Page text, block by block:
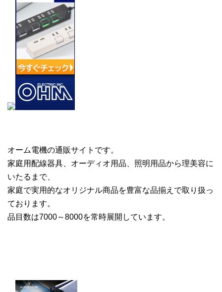
オーム電機の通販サイトです。
家庭用配線器具、オーディオ用品、照明用品から理美容に
いたるまで、
家庭で実用的なオリジナル商品を豊富な品揃えで取り扱っ
ております。
品目数は7000～8000を常時展開しています。